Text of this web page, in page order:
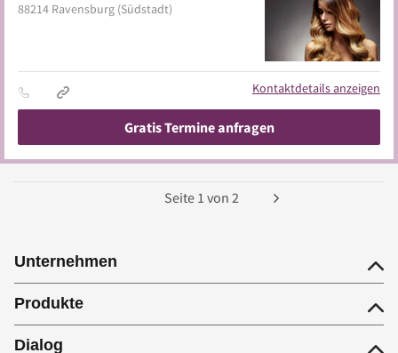
88214 Ravensburg (Südstadt)
Kontaktdetails anzeigen
Gratis Termine anfragen
Seite 1 von 2
Unternehmen
Produkte
Dialog